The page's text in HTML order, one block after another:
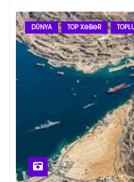
DÜNYA TOP XƏBƏR